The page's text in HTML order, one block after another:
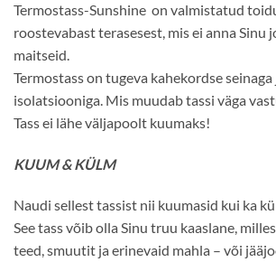
Termostass-Sunshine on valmistatud
roostevabast terasesest, mis ei anna Sinu
maitseid.
Termostass on tugeva kahekordse
isolatsiooniga. Mis muudab tassi väga
Tass ei lähe väljapoolt kuumaks!
KUUM & KÜLM
Naudi sellest tassist nii kuumasid kui ka
See tass võib olla Sinu truu kaaslane,
teed, smuutit ja erinevaid mahla – või